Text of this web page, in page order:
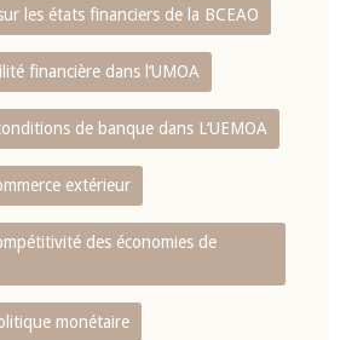
les états financiers de la BCEAO
financière dans l‘UMOA
de banque dans L‘UEMOA
extérieur
des économies de
monétaire